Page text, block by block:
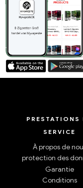
PRESTATIONS
SERVICE
À propos de
protection des
Garantie
Conditions